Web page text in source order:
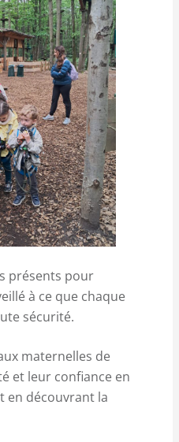
présents pour
à ce que chaque
sécurité.
maternelles de
et leur confiance en
en découvrant la